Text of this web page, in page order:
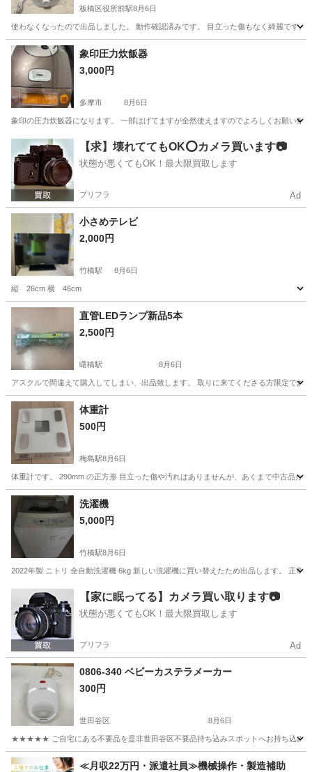
板橋区役所前駅8月6日
使わなくなったので出品しました。 動作確認済みです。 目立った傷もなく綺麗です
東京 板橋区 板橋区役所前駅
象印圧力炊飯器
3,000円
多摩市 8月6日
象印の圧力炊飯器になります。 一部はげてますが全然使えますのでよろしくお願い致
東京 多摩市 キッチン家電
【求】壊れててもOK⭕️カメラ買います📷
状態が悪くてもOK！最大限買取します
プリフラ Ad
小さめテレビ
2,000円
竹橋駅 8月6日
縦 26cm 横 46cm
東京 千代田区 竹橋駅 テレビ
直管LEDランプ新品5本
2,500円
曙橋駅 8月6日
アスクルで間違えて購入してしまい、出品致します。 取りに来てくださる方限定で
東京 新宿区 曙橋駅
体重計
500円
梅島駅8月6日
体重計です。 290mm の正方形 目立った傷や汚れはありませんが、あくまで中古品だ
東京 足立区 梅島駅
洗濯機
5,000円
竹橋駅8月6日
2022年製 ニトリ 全自動洗濯機 6kg 新しい洗濯機に買い替えたため出品します。 正
千代田区 竹橋駅 生活家電 ニトリ
【家に眠ってる】カメラ買い取ります📷
状態が悪くてもOK！最大限買取します
プリフラ Ad
0806-340 ベビーカステラメーカー
300円
世田谷区 8月6日
★★★★★ ご自宅にある不要品を是非世田谷区不要品持ち込みスポットへお持ち込みし
東京 世田谷区 キッチン家電 ベビーカステラ
≪月収22万円・派遣社員≫機械操作・製造補助